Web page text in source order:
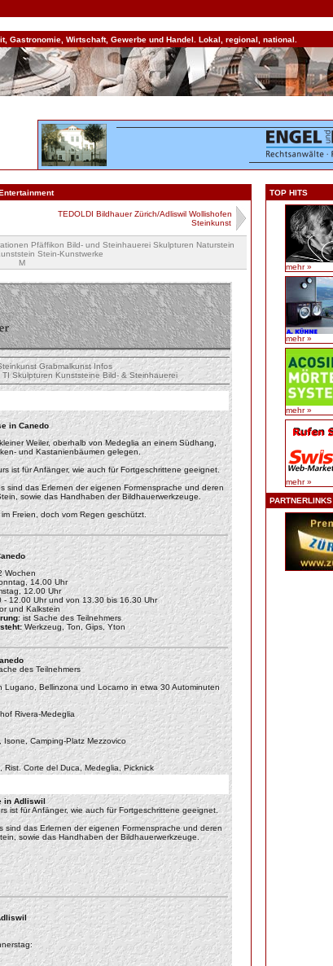
Wirtschaft, Gewerbe und Handel. Lokal, regional, national.
TEDOLDI Bildhauer Zürich/Adliswil Wollishofen
Steinkunst
Pfäffikon Bild- und Steinhauerei Skulpturen Naturstein
Stein-Kunstwerke
M
Grabmalkunst Infos
TI Skulpturen Kunststeine Bild- & Steinhauerei
in Canedo
Weiler, oberhalb von Medeglia an einem Südhang,
und Kastanienbäumen gelegen.
ist für Anfänger, wie auch für Fortgeschrittene geeignet.
sind das Erlernen der eigenen Formensprache und deren
sowie das Handhaben der Bildhauerwerkzeuge.
Freien, doch vom Regen geschützt.
Wochen
14.00 Uhr
12.00 Uhr
12.00 Uhr und von 13.30 bis 16.30 Uhr
und Kalkstein
: ist Sache des Teilnehmers
Werkzeug, Ton, Gips, Yton
des Teilnehmers
Lugano, Bellinzona und Locarno in etwa 30 Autominuten
Rivera-Medeglia
Isone, Camping-Platz Mezzovico
Rist. Corte del Duca, Medeglia, Picknick
in Adliswil
ist für Anfänger, wie auch für Fortgeschrittene geeignet.
sind das Erlernen der eigenen Formensprache und deren
sowie das Handhaben der Bildhauerwerkzeuge.
TOP HITS
mehr »
mehr »
mehr »
mehr »
PARTNERLINKS